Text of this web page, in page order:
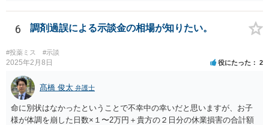
す）。
6 調剤過誤による示談金の相場が知りたい。
#投薬ミス #示談
2025年2月8日 役にたった 2
髙橋 俊太 弁護士
命に別状はなかったということで不幸中の幸いだと思いますが、お子
様が体調を崩した日数×１〜2万円＋貴方の２日分の休業損害の合計額